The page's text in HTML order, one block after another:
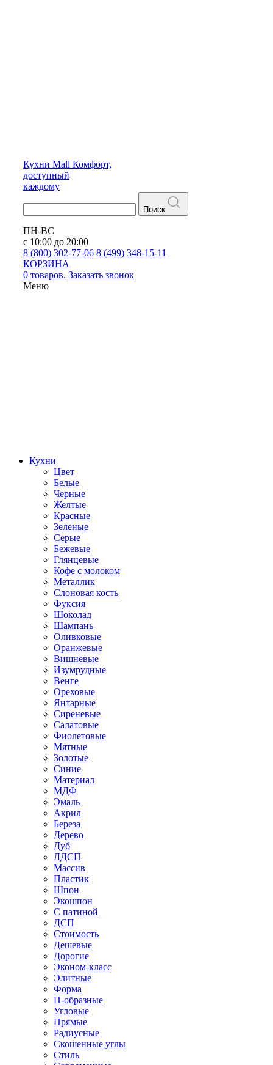
Кухни Mall Комфорт,
доступный
каждому
Поиск
ПН-ВС
с 10:00 до 20:00
8 (800) 302-77-06 8 (499) 348-15-11
КОРЗИНА
0 товаров. Заказать звонок
Меню
Кухни
Цвет
Белые
Черные
Желтые
Красные
Зеленые
Серые
Бежевые
Глянцевые
Кофе с молоком
Металлик
Слоновая кость
Фуксия
Шоколад
Шампань
Оливковые
Оранжевые
Вишневые
Изумрудные
Венге
Ореховые
Янтарные
Сиреневые
Салатовые
Фиолетовые
Мятные
Золотые
Синие
Материал
МДФ
Эмаль
Акрил
Береза
Дерево
Дуб
ЛДСП
Массив
Пластик
Шпон
Экошпон
С патиной
ДСП
Стоимость
Дешевые
Дорогие
Эконом-класс
Элитные
Форма
П-образные
Угловые
Прямые
Радиусные
Скошенные углы
Стиль